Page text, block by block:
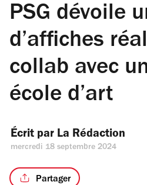
PSG dévoile
d’affiches
collab avec
école d’art
Écrit par La Rédaction
mercredi 18 septembre 2024
Partager